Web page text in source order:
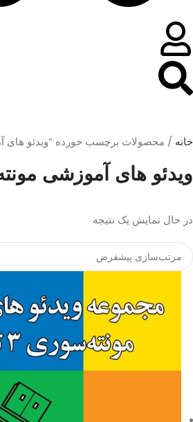
خانه / محصولات برچسب خورده “ویدئو های
ویدئو های آموزشی
در حال نمایش یک نتیجه